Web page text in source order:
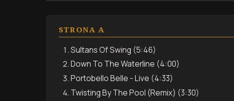
STRONA A
Sultans Of Swing (5:46)
Down To The Waterline (4:00)
Portobello Belle - Live (4:33)
Twisting By The Pool (Remix) (3:30)